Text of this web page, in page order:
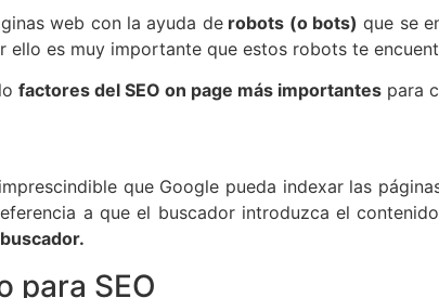
web con la ayuda derobots (o bots) que se
es muy importante que estos robots te
factores del SEO on page más importantes para
que Google pueda indexar las
a que el buscador introduzca el
para SEO